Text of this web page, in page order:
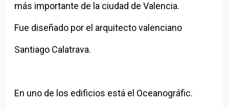
más importante de la ciudad de Valencia.
Fue diseñado por el arquitecto valenciano
Santiago Calatrava.
En uno de los edificios está el Oceanográfic.